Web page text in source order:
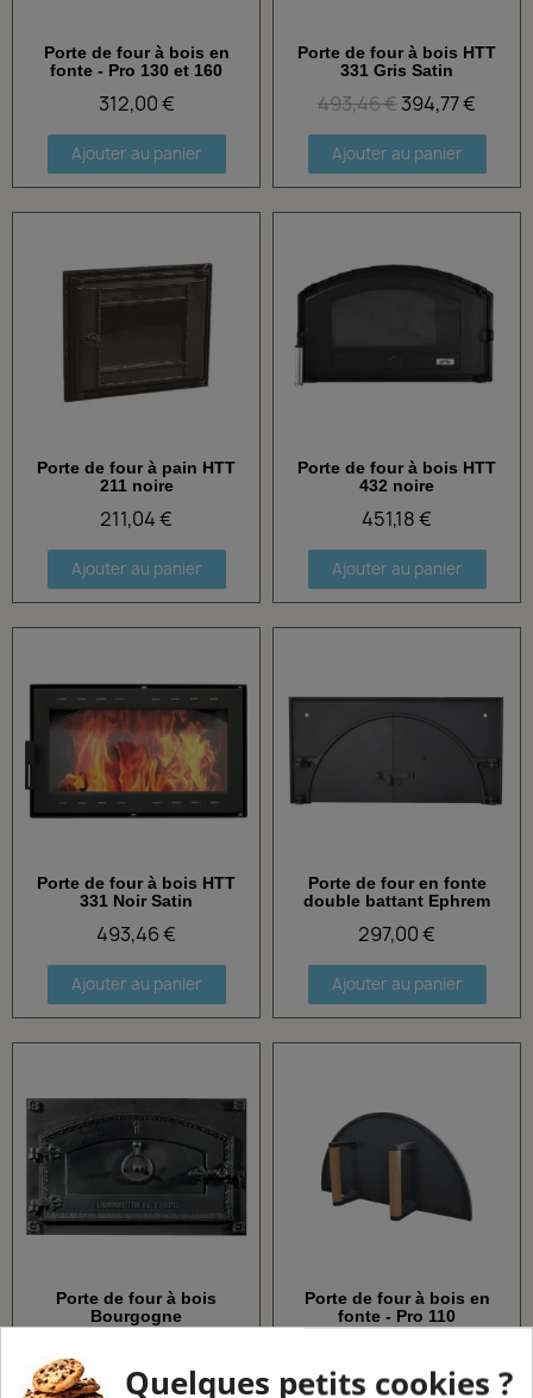
Aperçu rapide
Porte de four à bois en
fonte - Pro 130 et 160
312,00 €
Ajouter au panier
Aperçu rapide
Porte de four à bois HTT
331 Gris Satin
493,46 €394,77 €
Ajouter au panier
Aperçu rapide
Porte de four à pain HTT
211 noire
211,04 €
Ajouter au panier
Aperçu rapide
Porte de four à bois HTT
432 noire
451,18 €
Ajouter au panier
Aperçu rapide
Porte de four à bois HTT
331 Noir Satin
493,46 €
Ajouter au panier
Aperçu rapide
Porte de four en fonte
double battant Ephrem
297,00 €
Ajouter au panier
Aperçu rapide
Porte de four à bois
Bourgogne
Aperçu rapide
Porte de four à bois en
fonte - Pro 110
Quelques petits cookies ?